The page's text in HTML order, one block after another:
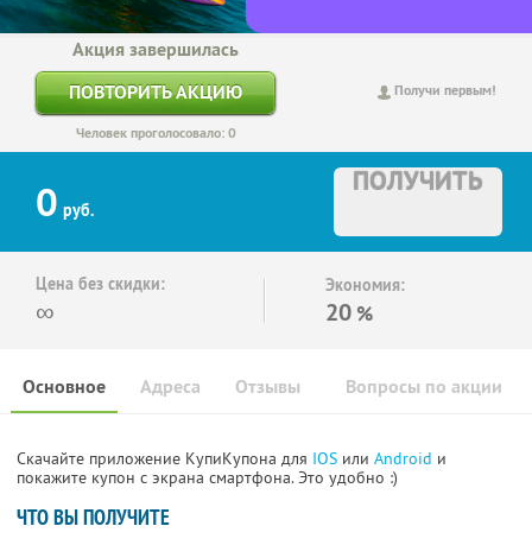
Получи первым!
Акция завершилась
ПОВТОРИТЬ АКЦИЮ
Человек проголосовало: 0
0 руб.
ПОЛУЧИТЬ
Цена без скидки:
∞
Экономия:
20 %
Основное Отзывы Вопросы по акции
Адреса
Скачайте приложение КупиКупона для IOS или Android и
покажите купон с экрана смартфона. Это удобно :)
ЧТО ВЫ ПОЛУЧИТЕ